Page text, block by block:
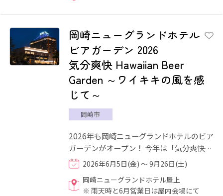
岡崎ニューグランドホテル
ビアガーデン 2026
気分爽快 Hawaiian Beer
Garden ～ワイキキの風を感
じて～
岡崎市
2026年も岡崎ニューグランドホテルのビア
ガーデンがオープン！ 今年は「気分爽快
Hawaiian Beer Garden ～ワイキキの風を
感じて～」をテーマに、...
2026年6月5日(金) ～ 9月26日(土)
岡崎ニューグランドホテル屋上
※ 雨天時と6月営業日は屋内会場にて